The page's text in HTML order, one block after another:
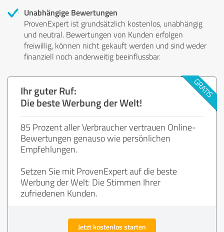
Unabhängige Bewertungen
ProvenExpert ist grundsätzlich kostenlos, unabhängig
und neutral. Bewertungen von Kunden erfolgen
freiwillig, können nicht gekauft werden und sind weder
finanziell noch anderweitig beeinflussbar.
Ihr guter Ruf:
Die beste Werbung der Welt!
85 Prozent aller Verbraucher vertrauen Online-
Bewertungen genauso wie persönlichen
Empfehlungen.
Setzen Sie mit ProvenExpert auf die beste
Werbung der Welt: Die Stimmen Ihrer
zufriedenen Kunden.
Jetzt kostenlos starten